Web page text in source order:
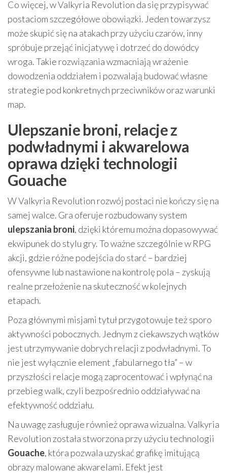
Co więcej, w Valkyria Revolution da się przypisywać
postaciom szczegółowe obowiązki. Jeden towarzysz
może skupić się na atakach przy użyciu czarów, inny
spróbuje przejąć inicjatywę i dotrzeć do dowódcy
wroga. Takie rozwiązania wzmacniają wrażenie
dowodzenia oddziałem i pozwalają budować własne
strategie pod konkretnych przeciwników oraz warunki
map.
Ulepszanie broni, relacje z
podwładnymi i akwarelowa
oprawa dzięki technologii
Gouache
W Valkyria Revolution rozwój postaci nie kończy się na
samej walce. Gra oferuje rozbudowany system
ulepszania broni, dzięki któremu można dopasowywać
ekwipunek do stylu gry. To ważne szczególnie w RPG
akcji, gdzie różne podejścia do starć – bardziej
ofensywne lub nastawione na kontrolę pola – zyskują
realne przełożenie na skuteczność w kolejnych
etapach.
Poza głównymi misjami tytuł przygotowuje też sporo
aktywności pobocznych. Jednym z ciekawszych wątków
jest utrzymywanie dobrych relacji z podwładnymi. To
nie jest wyłącznie element „fabularnego tła” – w
przyszłości relacje mogą zaprocentować i wpłynąć na
przebieg walk, czyli bezpośrednio oddziaływać na
efektywność oddziału.
Na uwagę zasługuje również oprawa wizualna. Valkyria
Revolution została stworzona przy użyciu technologii
Gouache, która pozwala uzyskać grafikę imitującą
obrazy malowane akwarelami. Efekt jest